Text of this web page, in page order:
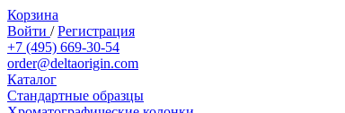
Корзина
Войти /Регистрация
+7 (495) 669-30-54
order@deltaorigin.com
Каталог
Стандартные образцы